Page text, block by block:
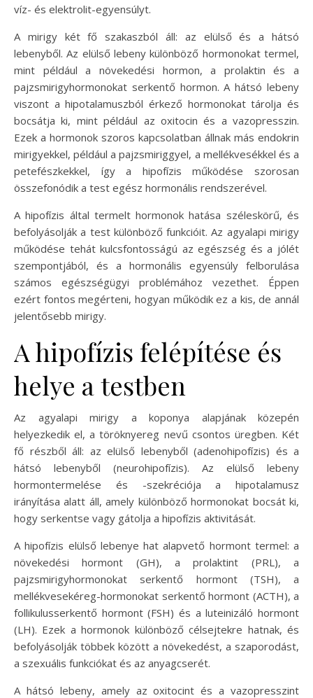
víz- és elektrolit-egyensúlyt.
A mirigy két fő szakaszból áll: az elülső és a hátsó
lebenyből. Az elülső lebeny különböző hormonokat termel,
mint például a növekedési hormon, a prolaktin és a
pajzsmirigyhormonokat serkentő hormon. A hátsó lebeny
viszont a hipotalamuszból érkező hormonokat tárolja és
bocsátja ki, mint például az oxitocin és a vazopresszin.
Ezek a hormonok szoros kapcsolatban állnak más endokrin
mirigyekkel, például a pajzsmiriggyel, a mellékvesékkel és a
petefészkekkel, így a hipofízis működése szorosan
összefonódik a test egész hormonális rendszerével.
A hipofízis által termelt hormonok hatása széleskörű, és
befolyásolják a test különböző funkcióit. Az agyalapi mirigy
működése tehát kulcsfontosságú az egészség és a jólét
szempontjából, és a hormonális egyensúly felborulása
számos egészségügyi problémához vezethet. Éppen
ezért fontos megérteni, hogyan működik ez a kis, de annál
jelentősebb mirigy.
A hipofízis felépítése és
helye a testben
Az agyalapi mirigy a koponya alapjának közepén
helyezkedik el, a töröknyereg nevű csontos üregben. Két
fő részből áll: az elülső lebenyből (adenohipofízis) és a
hátsó lebenyből (neurohipofízis). Az elülső lebeny
hormontermelése és -szekréciója a hipotalamusz
irányítása alatt áll, amely különböző hormonokat bocsát ki,
hogy serkentse vagy gátolja a hipofízis aktivitását.
A hipofízis elülső lebenye hat alapvető hormont termel: a
növekedési hormont (GH), a prolaktint (PRL), a
pajzsmirigyhormonokat serkentő hormont (TSH), a
mellékvesekéreg-hormonokat serkentő hormont (ACTH), a
follikulusserkentő hormont (FSH) és a luteinizáló hormont
(LH). Ezek a hormonok különböző célsejtekre hatnak, és
befolyásolják többek között a növekedést, a szaporodást,
a szexuális funkciókat és az anyagcserét.
A hátsó lebeny, amely az oxitocint és a vazopresszint